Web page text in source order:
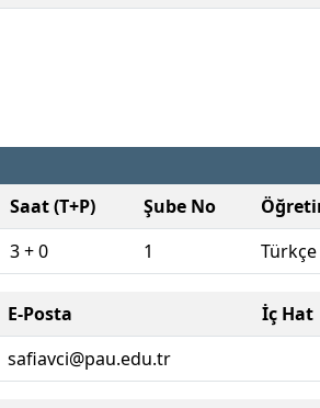
Saat (T+P) Şube No
3 + 0 1 Türkçe
E-Posta İç Hat
safiavci@pau.edu.tr